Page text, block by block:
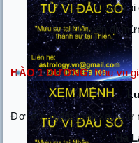
Chiếc roi
Chuyến đi
HÀO 1 DƯƠNG:Nhu vu
Đợi ở nơi đất rộng xa. Giữ
Hà